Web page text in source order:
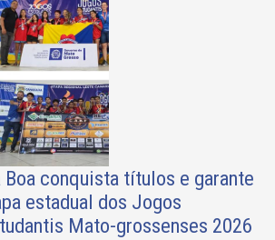
Boa conquista títulos e garante
estadual dos Jogos
Mato-grossenses 2026